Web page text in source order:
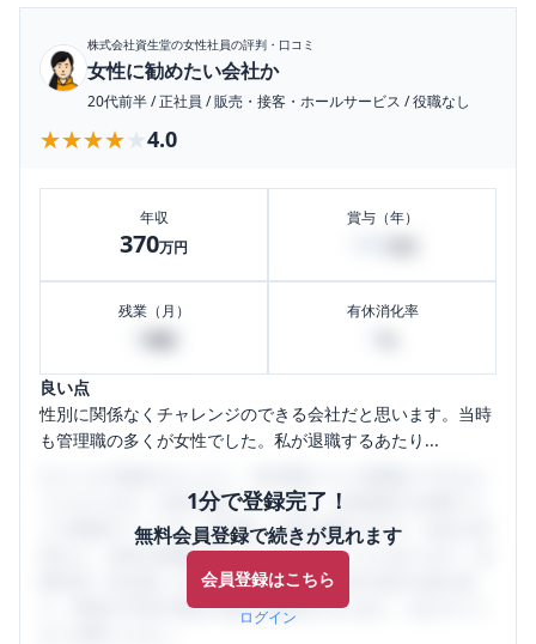
株式会社資生堂の女性社員の評判・口コミ
女性に勧めたい会社か
20代前半/正社員 /販売・接客・ホールサービス /役職なし
★★★★★
★★★★★ 4.0
年収
370万円
賞与（年）
残業（月） 有休消化率
良い点
性別に関係なくチャレンジのできる会社だと思います。当時
も管理職の多くが女性でした。私が退職するあたり...
1分で登録完了！
無料会員登録で続きが見れます
会員登録はこちら
ログイン
うになります。SHEHUB(シーハブ)は、女性限定の企業口コ
ミの投稿サイトです。給与面・女性の働きやすさ・会社の評
判など、女性の転職は気にすべき点がたくさんあります。先
輩社員（元社員）の口コミを通して、本当の会社の姿を知
り、将来の不安や現在の悩みを解消するために、ぜひサイト